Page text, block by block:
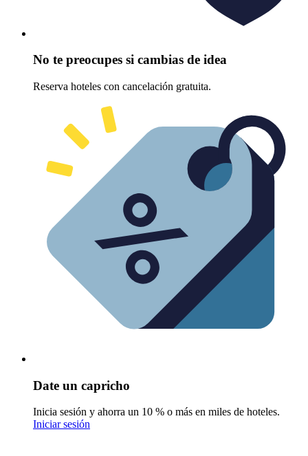
No te preocupes si cambias de idea
Reserva hoteles con cancelación gratuita.
Date un capricho
Inicia sesión y ahorra un 10 % o más en miles de hoteles.
Iniciar sesión